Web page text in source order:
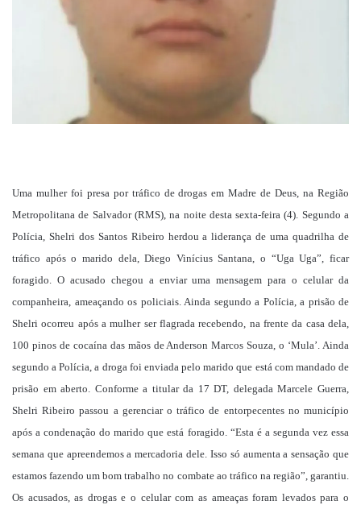
Uma mulher foi presa por tráfico de drogas em Madre de Deus, na Região
Metropolitana de Salvador (RMS), na noite desta sexta-feira (4). Segundo a
Polícia, Shelri dos Santos Ribeiro herdou a liderança de uma quadrilha de
tráfico após o marido dela, Diego Vinícius Santana, o “Uga Uga”, ficar
foragido. O acusado chegou a enviar uma mensagem para o celular da
companheira, ameaçando os policiais. Ainda segundo a Polícia, a prisão de
Shelri ocorreu após a mulher ser flagrada recebendo, na frente da casa dela,
100 pinos de cocaína das mãos de Anderson Marcos Souza, o ‘Mula’. Ainda
segundo a Polícia, a droga foi enviada pelo marido que está com mandado de
prisão em aberto. Conforme a titular da 17 DT, delegada Marcele Guerra,
Shelri Ribeiro passou a gerenciar o tráfico de entorpecentes no município
após a condenação do marido que está foragido. “Esta é a segunda vez essa
semana que apreendemos a mercadoria dele. Isso só aumenta a sensação que
estamos fazendo um bom trabalho no combate ao tráfico na região”, garantiu.
Os acusados, as drogas e o celular com as ameaças foram levados para o